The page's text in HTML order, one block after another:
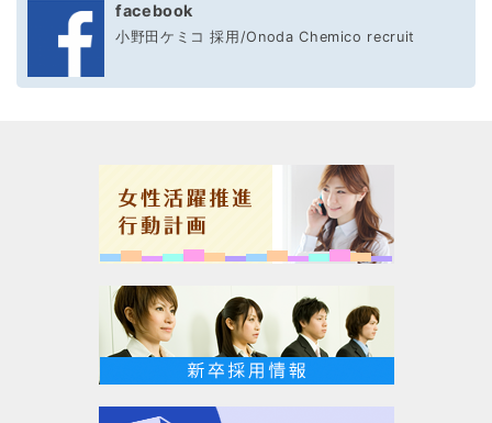
facebook
小野田ケミコ 採用/Onoda Chemico recruit